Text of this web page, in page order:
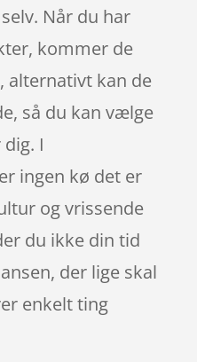
Når du har
kommer de
alternativt kan de
så du kan vælge
I
ingen kø det er
og vrissende
du ikke din tid
der lige skal
enkelt ting